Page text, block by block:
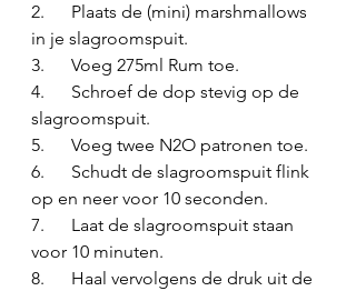
2.      Plaats de (mini) marshmallows
in je slagroomspuit.
3.      Voeg 275ml Rum toe.
4.      Schroef de dop stevig op de
slagroomspuit.
5.      Voeg twee N2O patronen toe.
6.      Schudt de slagroomspuit flink
op en neer voor 10 seconden.
7.      Laat de slagroomspuit staan
voor 10 minuten.
8.      Haal vervolgens de druk uit de